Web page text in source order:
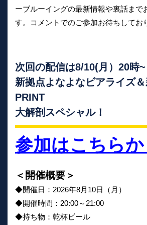
ーブルーイングの最新情報や裏話まで
す。コメントでのご参加お待ちしてお
次回の配信は8/10(月）20時~
新拠点よなよなビアライズ
PRINT
大解剖スペシャル！
参加はこちらか
＜開催概要＞
◆開催日：2026年8月10日（月）
◆開催時間：20:00～21:00
◆持ち物：乾杯ビール